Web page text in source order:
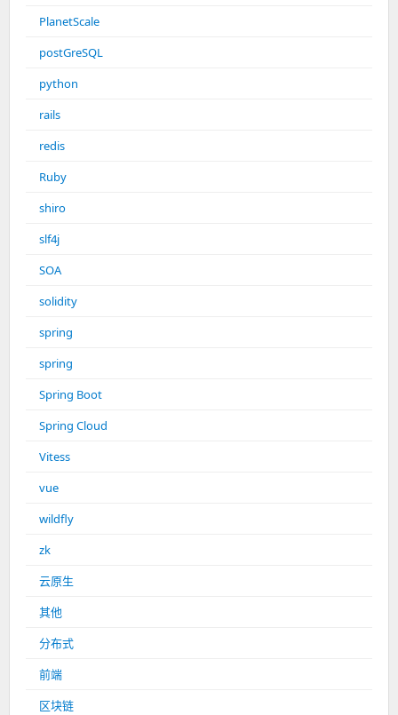
PlanetScale
postGreSQL
python
rails
redis
Ruby
shiro
slf4j
SOA
solidity
spring
spring
Spring Boot
Spring Cloud
Vitess
vue
wildfly
zk
云原生
其他
分布式
前端
区块链